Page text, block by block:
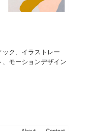
ック、イラストレー
モーションデザイン